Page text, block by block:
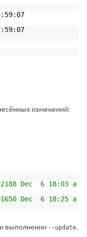
06 17:59:07
06 17:59:07
изменений:
Dec 6 18:03 a
Dec 6 18:25 a
выполнении --update.